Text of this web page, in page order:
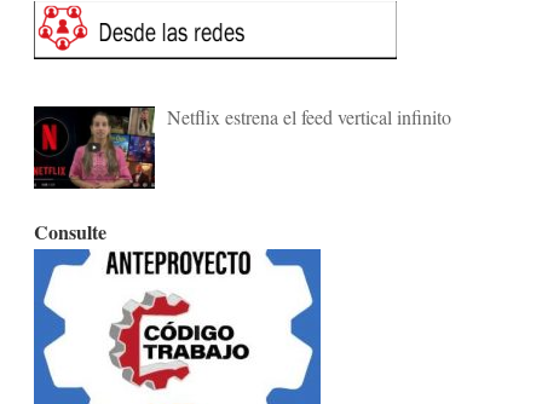
Netflix estrena el feed vertical infinito
Consulte